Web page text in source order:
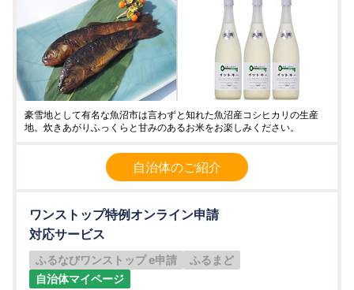
豪雪地として有名な魚沼市は言わずと知れた魚沼産コシヒカリの生産
地。炊きあがりふっくらと甘みのあるお米をお楽しみください。
自治体のご紹介
ワンストップ特例オンライン申請
対応サービス
ふるなびワンストップ e申請
ふるまど
自治体マイページ